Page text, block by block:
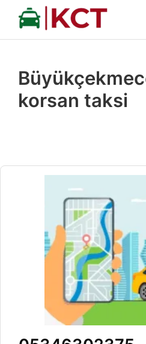
İçeriğe
korsan taksi